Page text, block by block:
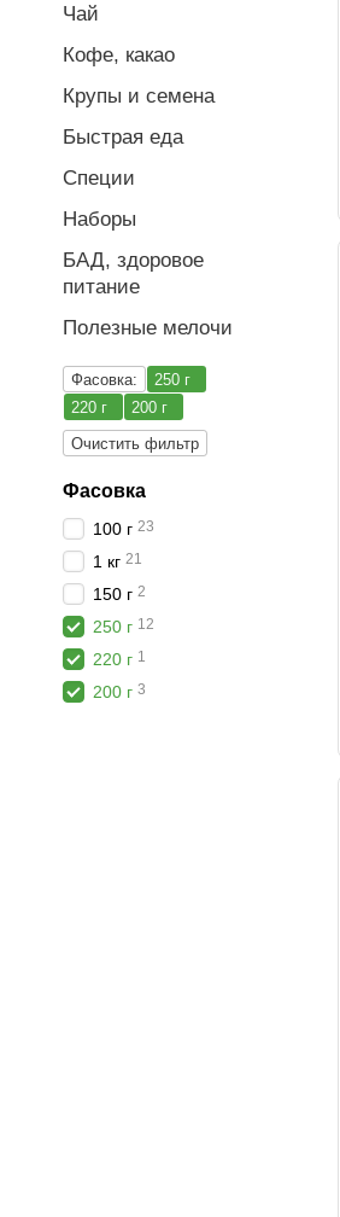
Чай
Кофе, какао
Крупы и семена
Быстрая еда
Специи
Наборы
БАД, здоровое
питание
Полезные мелочи
Фасовка:
250 г
220 г
200 г
Очистить фильтр
Фасовка
100 г 23
1 кг 21
150 г 2
250 г 12
220 г 1
200 г 3